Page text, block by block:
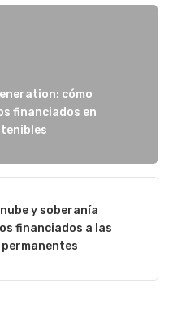
cómo
financiados en
y soberanía
financiados a las